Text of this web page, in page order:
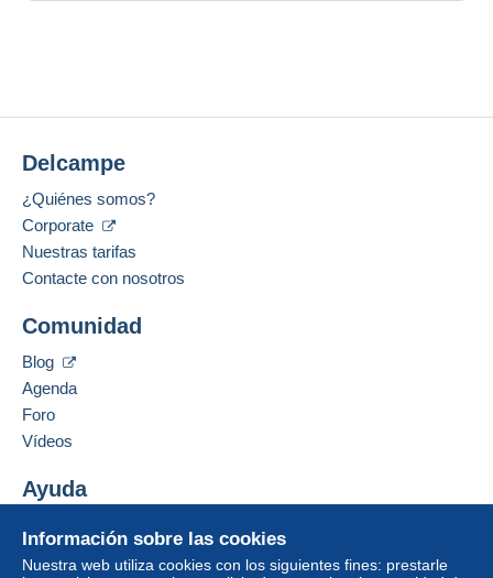
Información sobre las cookies
Nuestra web utiliza cookies con los siguientes fines: prestarle
Delcampe
¿Quiénes somos?
Corporate
Nuestras tarifas
Contacte con nosotros
Comunidad
Blog
Agenda
Foro
Vídeos
Ayuda
Comprar en Delcampe